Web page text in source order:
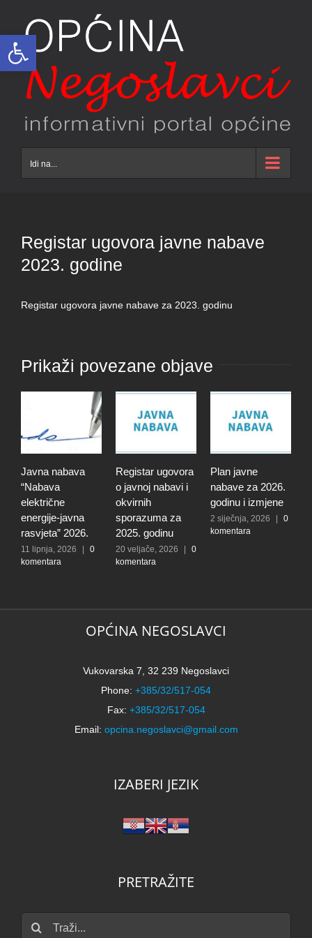
Open toolbar
content
Idi na...
Registar ugovora javne nabave
2023. godine
Registar ugovora javne nabave za 2023. godinu
Prikaži povezane objave
Javna nabava
“Nabava
električne
energije-javna
rasvjeta” 2026.
11 lipnja, 2026
0
komentara
Registar ugovora
o javnoj nabavi i
okvirnih
sporazuma za
2025. godinu
20 veljače, 2026
0
komentara
Plan javne
nabave za 2026.
godinu i izmjene
2 siječnja, 2026
0
komentara
OPĆINA NEGOSLAVCI
Vukovarska 7, 32 239 Negoslavci
Phone: +385/32/517-054
Fax: +385/32/517-054
Email: opcina.negoslavci@gmail.com
IZABERI JEZIK
PRETRAŽITE
Traži...